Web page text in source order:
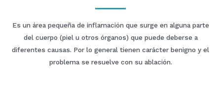
Es un área pequeña de inflamación que surge en alguna parte
del cuerpo (piel u otros órganos) que puede deberse a
diferentes causas. Por lo general tienen carácter benigno y el
problema se resuelve con su ablación.